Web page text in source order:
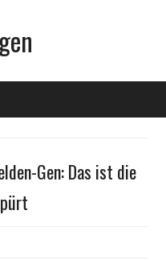
Gen: Das ist die